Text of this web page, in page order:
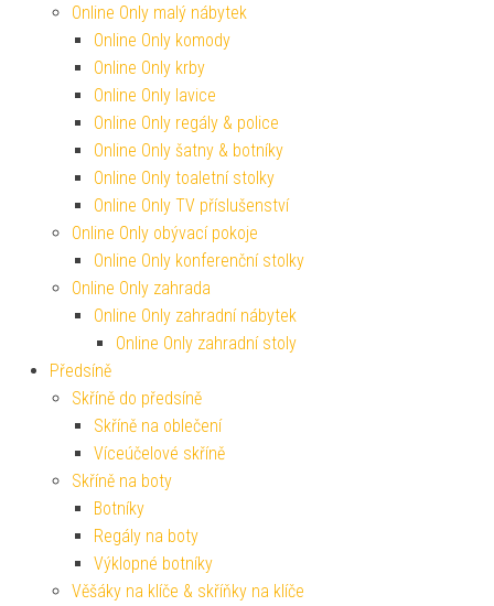
Online Only malý nábytek
Online Only komody
Online Only krby
Online Only lavice
Online Only regály & police
Online Only šatny & botníky
Online Only toaletní stolky
Online Only TV příslušenství
Online Only obývací pokoje
Online Only konferenční stolky
Online Only zahrada
Online Only zahradní nábytek
Online Only zahradní stoly
Předsíně
Skříně do předsíně
Skříně na oblečení
Víceúčelové skříně
Skříně na boty
Botníky
Regály na boty
Výklopné botníky
Věšáky na klíče & skříňky na klíče